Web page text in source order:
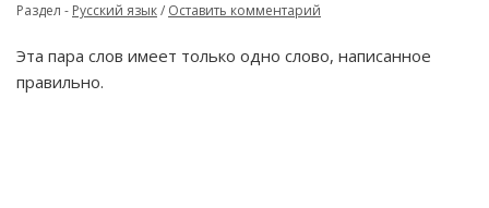
Раздел - Русский язык/ Оставить комментарий
Эта пара слов имеет только одно слово, написанное
правильно.